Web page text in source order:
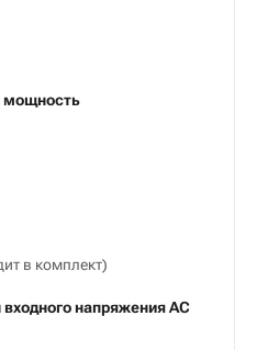
мощность
в комплект)
напряжения АC